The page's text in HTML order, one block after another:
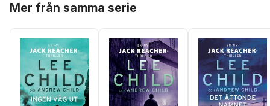
Mer från samma serie